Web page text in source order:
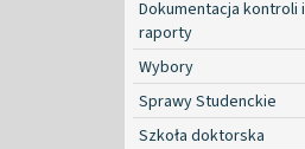
Dokumentacja kontroli i
raporty
Wybory
Sprawy Studenckie
Szkoła doktorska